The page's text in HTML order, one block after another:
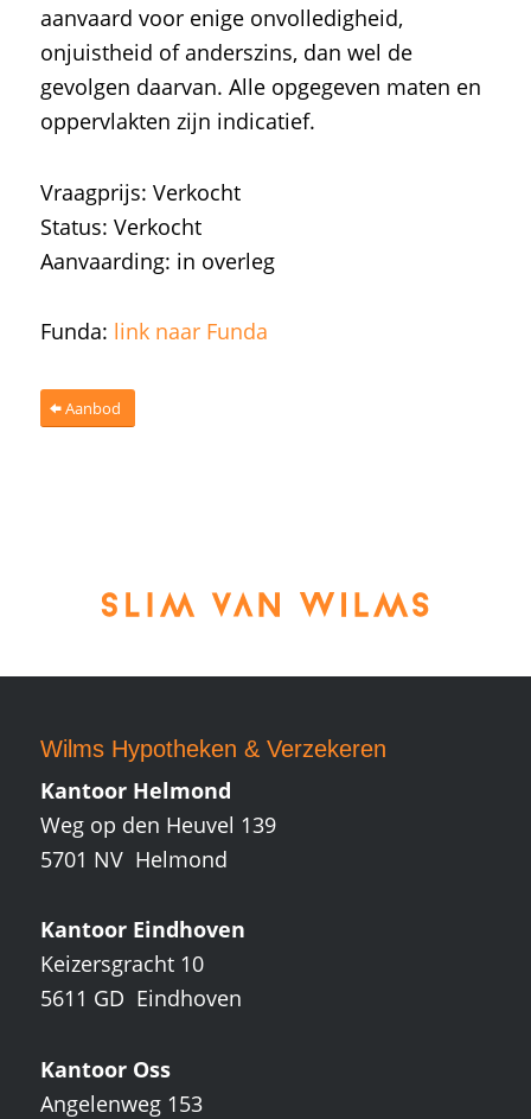
aanvaard voor enige onvolledigheid,
onjuistheid of anderszins, dan wel de
gevolgen daarvan. Alle opgegeven maten en
oppervlakten zijn indicatief.
Vraagprijs: Verkocht
Status: Verkocht
Aanvaarding: in overleg
Funda: link naar Funda
Aanbod
Wilms Hypotheken &Verzekeren
Kantoor Helmond
Weg op den Heuvel 139
5701 NV Helmond
Kantoor Eindhoven
Keizersgracht 10
5611 GD Eindhoven
Kantoor Oss
Angelenweg 153